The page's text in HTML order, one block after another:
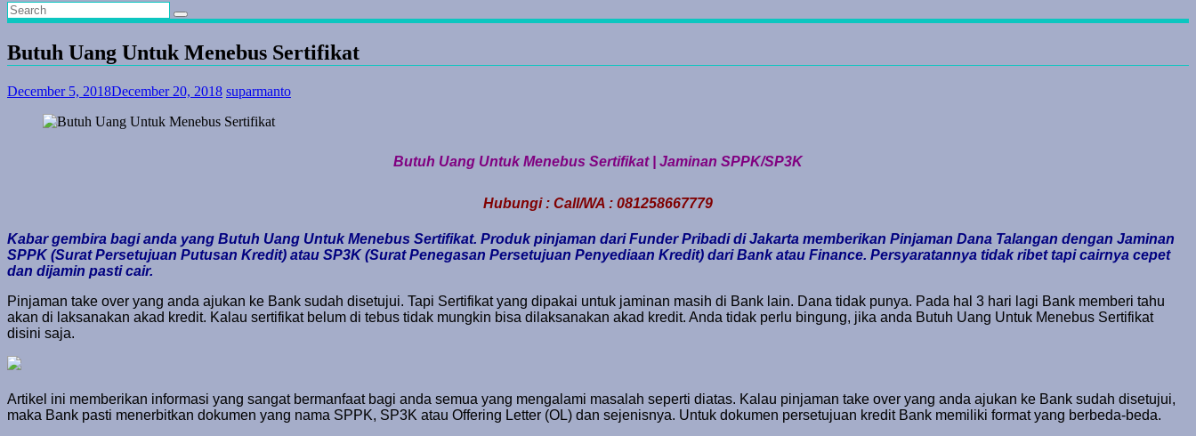
Butuh Uang Untuk Menebus Sertifikat
December 5, 2018December 20, 2018 suparmanto
Butuh Uang Untuk Menebus Sertifikat | Jaminan SPPK/SP3K
Hubungi : Call/WA : 081258667779
Kabar gembira bagi anda yang Butuh Uang Untuk Menebus Sertifikat. Produk pinjaman dari Funder Pribadi di Jakarta memberikan Pinjaman Dana Talangan dengan Jaminan
SPPK (Surat Persetujuan Putusan Kredit) atau SP3K (Surat Penegasan Persetujuan Penyediaan Kredit) dari Bank atau Finance. Persyaratannya tidak ribet tapi cairnya cepet
dan dijamin pasti cair.
Pinjaman take over yang anda ajukan ke Bank sudah disetujui. Tapi Sertifikat yang dipakai untuk jaminan masih di Bank lain. Dana tidak punya. Pada hal 3 hari lagi Bank memberi tahu
akan di laksanakan akad kredit. Kalau sertifikat belum di tebus tidak mungkin bisa dilaksanakan akad kredit. Anda tidak perlu bingung, jika anda Butuh Uang Untuk Menebus Sertifikat
disini saja.
Artikel ini memberikan informasi yang sangat bermanfaat bagi anda semua yang mengalami masalah seperti diatas. Kalau pinjaman take over yang anda ajukan ke Bank sudah disetujui,
maka Bank pasti menerbitkan dokumen yang nama SPPK, SP3K atau Offering Letter (OL) dan sejenisnya. Untuk dokumen persetujuan kredit Bank memiliki format yang berbeda-beda.